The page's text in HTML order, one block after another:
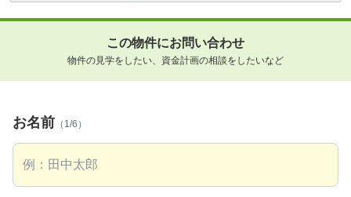
この物件にお問い合わせ
物件の見学をしたい、資金計画の相談をしたいなど
お名前 （1/6）